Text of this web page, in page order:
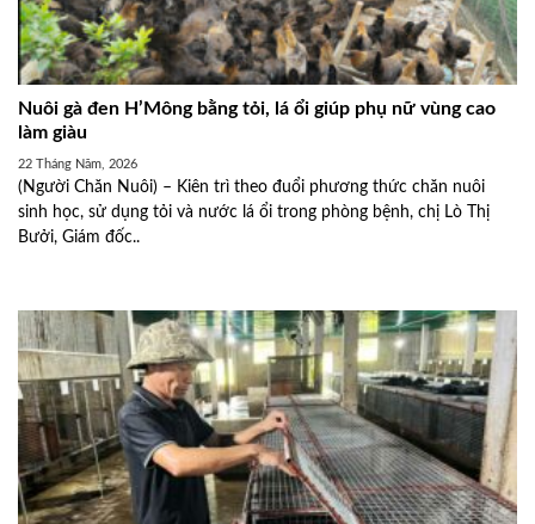
Nuôi gà đen H’Mông bằng tỏi, lá ổi giúp phụ nữ vùng cao
làm giàu
22 Tháng Năm, 2026
(Người Chăn Nuôi) – Kiên trì theo đuổi phương thức chăn nuôi
sinh học, sử dụng tỏi và nước lá ổi trong phòng bệnh, chị Lò Thị
Bưởi, Giám đốc..